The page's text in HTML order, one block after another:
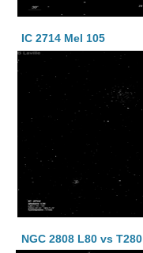
IC 2714 Mel 105
NGC 2808 L80 vs T280